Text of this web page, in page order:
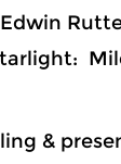
&